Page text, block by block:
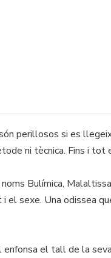
perillosos si es
ni tècnica. Fins i tot
Bulímica,
i el sexe. Una odissea
el tall de la